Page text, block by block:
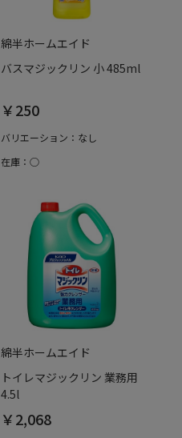
綿半ホームエイド
バスマジックリン 小 485ml
￥250
バリエーション：なし
在庫：○
綿半ホームエイド
トイレマジックリン 業務用
4.5l
￥2,068